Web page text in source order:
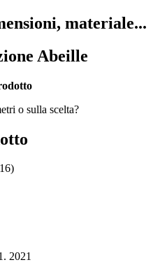
materiale...
Abeille
o sulla scelta?
16)
2021